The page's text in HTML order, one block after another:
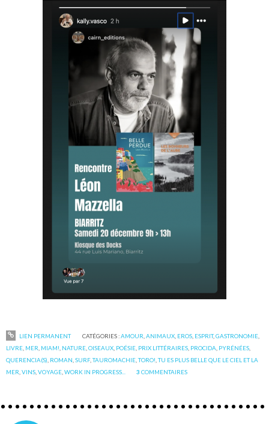
LIEN PERMANENT CATÉGORIES :AMOUR ANIMAUX, EROS, ESPRIT,GASTRONOMIE,
LIVRE MER MIAM! NATURE ,OISEAUX POÉSIE PRIX LITTÉRAIRES PROCIDA PYRÉNÉES
QUERENCIA(S) ROMAN ,SURF,TAUROMACHIE ,TORO! ,TU ES PLUS BELLE QUE LE CIEL ET LA
MER ,VINS ,VOYAGE ,WORK IN PROGRESS... 3 COMMENTAIRES